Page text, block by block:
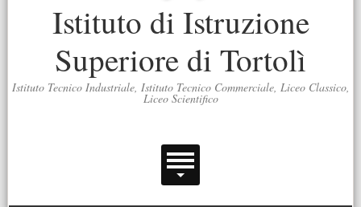
Istituto di Istruzione
Superiore di Tortolì
Istituto Tecnico Industriale, Istituto Tecnico Commerciale, Liceo Classico,
Liceo Scientifico
Menu principale